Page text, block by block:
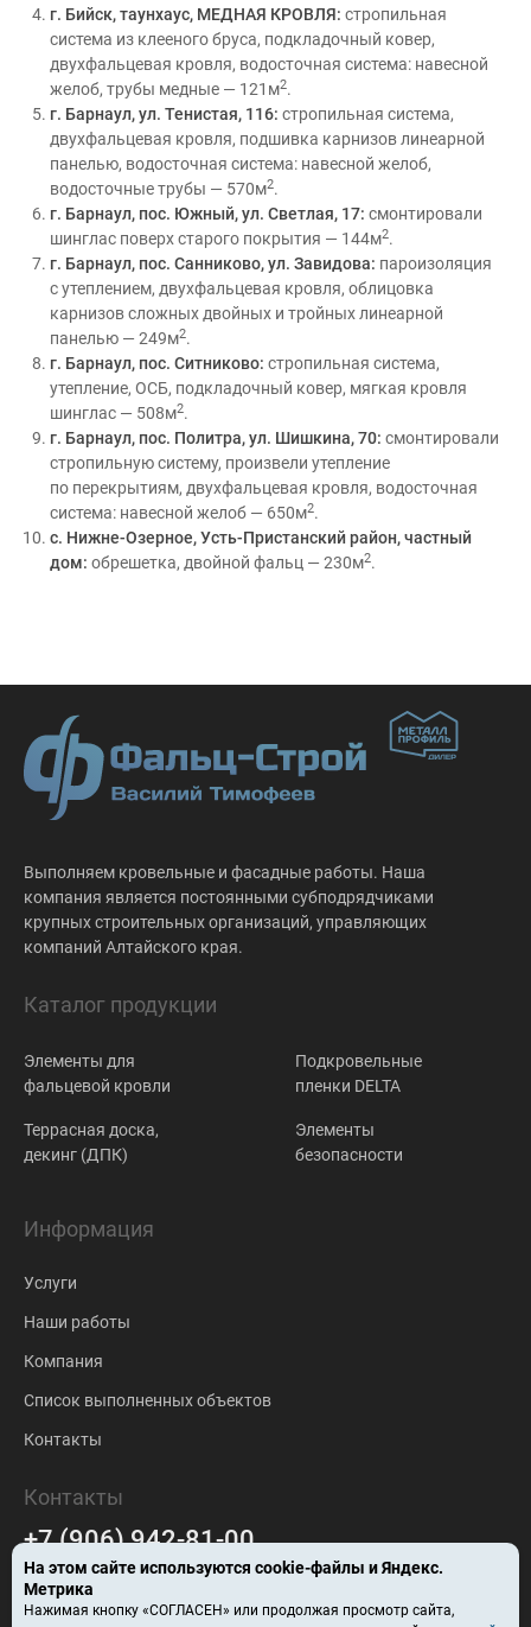
г. Бийск, таунхаус, МЕДНАЯ КРОВЛЯ: стропильная
система из клееного бруса, подкладочный ковер,
двухфальцевая кровля, водосточная система: навесной
желоб, трубы медные — 121м2.
г. Барнаул, ул. Тенистая, 116: стропильная система,
двухфальцевая кровля, подшивка карнизов линеарной
панелью, водосточная система: навесной желоб,
водосточные трубы — 570м2.
г. Барнаул, пос. Южный, ул. Светлая, 17: смонтировали
шинглас поверх старого покрытия — 144м2.
г. Барнаул, пос. Санниково, ул. Завидова: пароизоляция
с утеплением, двухфальцевая кровля, облицовка
карнизов сложных двойных и тройных линеарной
панелью — 249м2.
г. Барнаул, пос. Ситниково: стропильная система,
утепление, ОСБ, подкладочный ковер, мягкая кровля
шинглас — 508м2.
г. Барнаул, пос. Политра, ул. Шишкина, 70: смонтировали
стропильную систему, произвели утепление
по перекрытиям, двухфальцевая кровля, водосточная
система: навесной желоб — 650м2.
с. Нижне-Озерное, Усть-Пристанский район, частный
дом: обрешетка, двойной фальц — 230м2.
Выполняем кровельные и фасадные работы. Наша
компания является постоянными субподрядчиками
крупных строительных организаций, управляющих
компаний Алтайского края.
Каталог продукции
Элементы для
фальцевой кровли
Террасная доска,
декинг (ДПК)
Подкровельные
пленки DELTA
Элементы
безопасности
Информация
Услуги
Наши работы
Компания
Список выполненных объектов
Контакты
Контакты
+7 (906) 942-81-00
falc-stroy@mail.ru
На этом сайте используются cookie-файлы и Яндекс.
Метрика
Нажимая кнопку «СОГЛАСЕН» или продолжая просмотр сайта,